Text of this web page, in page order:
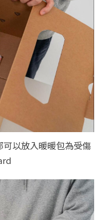
以放入暖暖包為受傷